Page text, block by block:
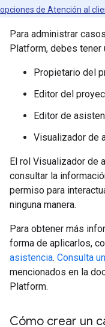
opciones de Atención al
Para administrar
Platform, debes
Propietario del
Editor del
Editor de
Visualizador de
El rol Visualizador de
consultar la
permiso para
ninguna manera.
Para obtener más
forma de aplicarlos,
asistencia. Consulta
mencionados en la
Platform.
Cómo crear un